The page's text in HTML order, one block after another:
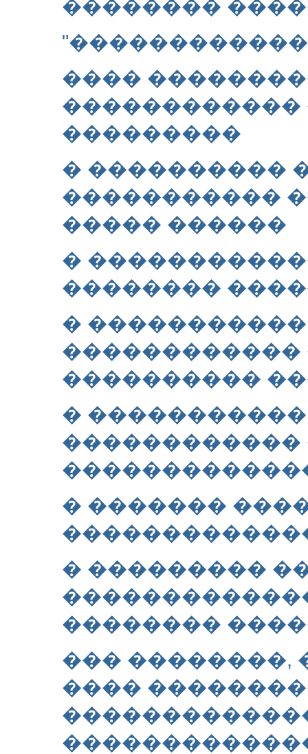
��������
����
������������
���������
� ����������
�����������
����� ������
�
��������
�
������������
����������
�
������������
� �������
� ���������
��������
��� ��������,
����